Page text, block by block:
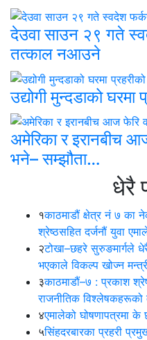
देउवा साउन २९ गते
तत्काल नआउने
उद्योगी मुन्दडाको घरमा
अमेरिका र इरानबीच
भने– सम्झौता…
धेरै
१काठमाडौं क्षेत्र नं ७ का
श्रेष्ठसहित दर्जनौं युवा
२टोखा–छहरे सुरुङमार्गले
भएकाले विकल्प खोज्न
३काठमाडौं–७ : प्रकाश
राजनीतिक विश्लेषकहरूको
४एमालेको घोषणापत्रमा के
५सिंहदरबारका प्रहरी